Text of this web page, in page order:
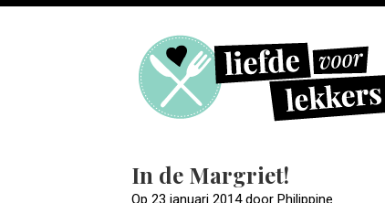
In de Margriet!
Op 23 januari 2014 door Philippine